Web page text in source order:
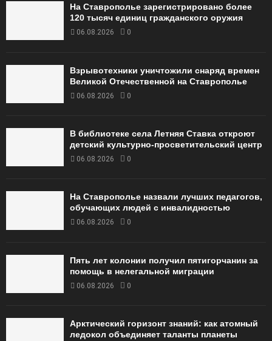
На Ставрополье зарегистрировано более
120 тысяч единиц гражданского оружия
06.08.2026 0
Взрывотехники уничтожили снаряд времен
Великой Отечественной на Ставрополье
06.08.2026 0
В библиотеке села Летняя Ставка откроют
детский культурно-просветительский центр
06.08.2026 0
На Ставрополье назвали лучших педагогов,
обучающих людей с инвалидностью
06.08.2026 0
Пять лет колонии получил пятигорчанин за
помощь в нелегальной миграции
06.08.2026 0
Арктический горизонт знаний: как атомный
ледокол объединяет таланты планеты